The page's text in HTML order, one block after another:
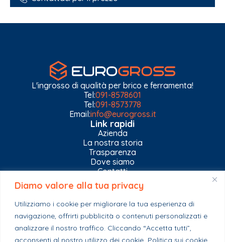
Diamo valore alla tua privacy
Utilizziamo i cookie per migliorare la tua esperienza di
navigazione, offrirti pubblicità o contenuti personalizzati e
analizzare il nostro traffico. Cliccando “Accetta tutti”,
acconsenti al nostro utilizzo dei cookie. Politica sui cookie
L'ingrosso di qualità per brico e ferramenta!
Tel:091-8578601
Tel:091-8573778
Email:info@eurogross.it
Link rapidi
Azienda
La nostra storia
Trasparenza
Dove siamo
Contatti
Privacy Policy
Gestisci impostazioni Cookies
Esplora il catalogo
Casa
Ferramenta & Co.
Giardino e agricoltura